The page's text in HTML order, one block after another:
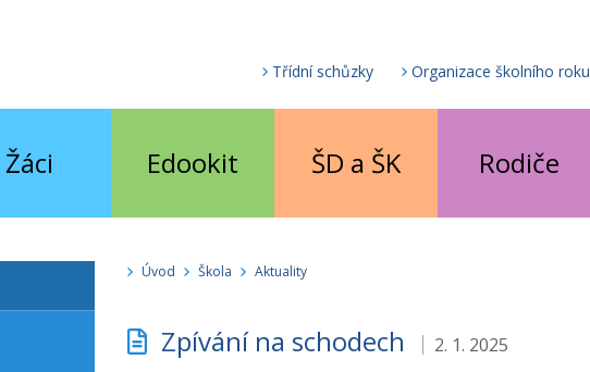
Třídní schůzky Organizace školního roku
Žáci Edookit ŠD a ŠK Rodiče
Úvod Škola Aktuality
Zpívání na schodech 2. 1. 2025